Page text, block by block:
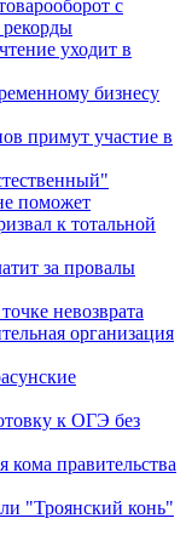
с
рекорды
уходит в
бизнесу
примут участие в
поможет
к тотальной
за провалы
невозврата
организация
к ОГЭ без
кома правительства
"Троянский конь"